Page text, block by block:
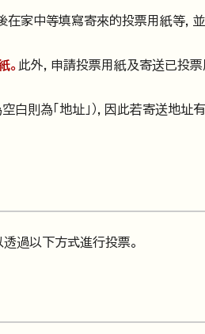
在家中等填寫寄來的投票用紙等，
。 此外，申請投票用紙及寄送已投票
則為「地址」），因此若寄送地址
透過以下方式進行投票。